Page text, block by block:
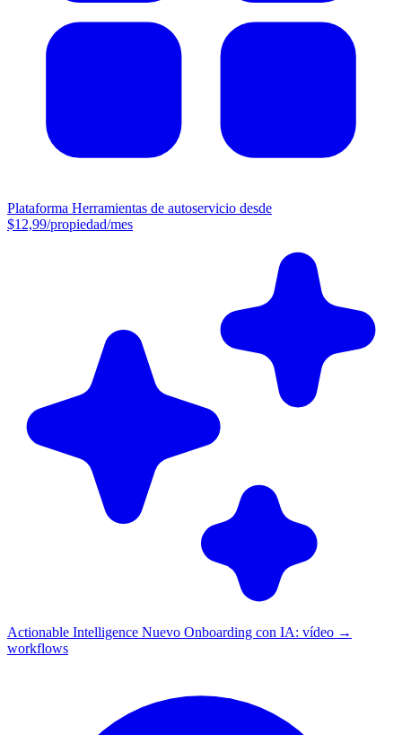
Plataforma Herramientas de autoservicio desde
$12,99/propiedad/mes
Actionable Intelligence Nuevo Onboarding con IA: vídeo →
workflows